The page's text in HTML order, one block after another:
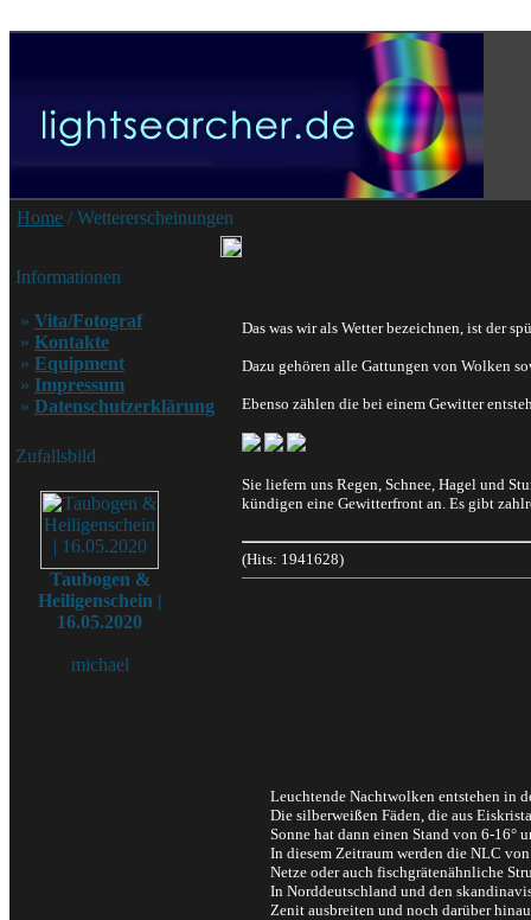
Home / Wettererscheinungen
Informationen
» Vita/Fotograf
» Kontakte
» Equipment
» Impressum
» Datenschutzerklärung
Zufallsbild
Taubogen &
Heiligenschein |
16.05.2020
michael
Das was wir als Wetter bezeichnen, ist der
Dazu gehören alle Gattungen von Wolken
Ebenso zählen die bei einem Gewitter
Sie liefern uns Regen, Schnee, Hagel und
kündigen eine Gewitterfront an. Es gibt
(Hits: 1941628)
Leuchtende Nachtwolken entstehen in
Die silberweißen Fäden, die aus
Sonne hat dann einen Stand von 6-16°
In diesem Zeitraum werden die NLC
Netze oder auch fischgrätenähnliche
In Norddeutschland und den
Zenit ausbreiten und noch darüber